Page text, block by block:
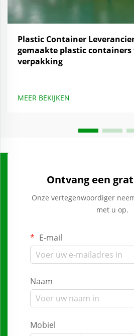
Plastic Container
gemaakte plastic containers
verpakking
MEER BEKIJKEN
Ontvang een
Onze vertegenwoordiger
met u op.
E-mail
Naam
Mobiel